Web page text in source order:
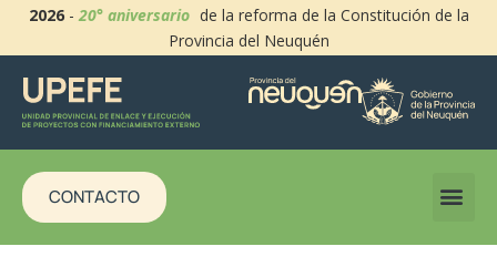
2026-20° aniversario de la reforma de la Constitución de la
Provincia del Neuquén
CONTACTO